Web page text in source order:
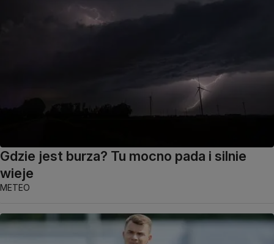
Gdzie jest burza? Tu mocno pada i silnie
wieje
METEO